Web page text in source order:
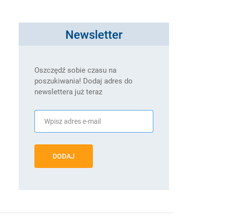
Newsletter
Oszczędź sobie czasu na
poszukiwania! Dodaj adres do
newslettera już teraz
DODAJ